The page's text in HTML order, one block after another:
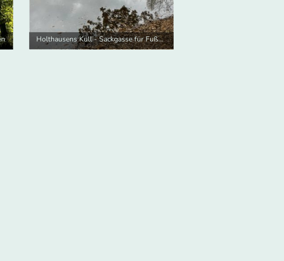
Holthausens Kull - Sackgasse für Fußgänger